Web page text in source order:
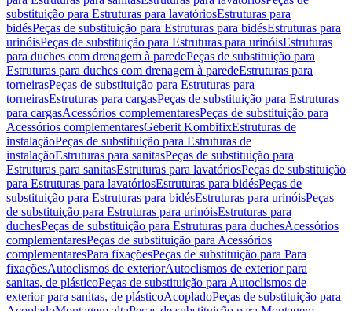
substituição para Estruturas para lavatóriosEstruturas para
bidésPeças de substituição para Estruturas para bidésEstruturas para
urinóisPeças de substituição para Estruturas para urinóisEstruturas
para duches com drenagem à paredePeças de substituição para
Estruturas para duches com drenagem à paredeEstruturas para
torneirasPeças de substituição para Estruturas para
torneirasEstruturas para cargasPeças de substituição para Estruturas
para cargasAcessórios complementaresPeças de substituição para
Acessórios complementaresGeberit KombifixEstruturas de
instalaçãoPeças de substituição para Estruturas de
instalaçãoEstruturas para sanitasPeças de substituição para
Estruturas para sanitasEstruturas para lavatóriosPeças de substituição
para Estruturas para lavatóriosEstruturas para bidésPeças de
substituição para Estruturas para bidésEstruturas para urinóisPeças
de substituição para Estruturas para urinóisEstruturas para
duchesPeças de substituição para Estruturas para duchesAcessórios
complementaresPeças de substituição para Acessórios
complementaresPara fixaçõesPeças de substituição para Para
fixaçõesAutoclismos de exteriorAutoclismos de exterior para
sanitas, de plásticoPeças de substituição para Autoclismos de
exterior para sanitas, de plásticoAcopladoPeças de substituição para